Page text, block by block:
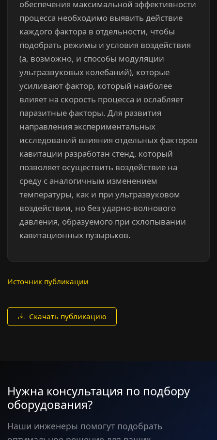
обеспечения максимальной эффективности
процесса необходимо выявить действие
каждого фактора в отдельности, чтобы
подобрать режимы и условия воздействия
(а, возможно, и способы модуляции
ультразвуковых колебаний), которые
усиливают фактор, который наиболее
влияет на скорость процесса и ослабляет
паразитные факторы. Для развития
направления экспериментальных
исследований влияния отдельных факторов
кавитации разработан стенд, который
позволяет осуществить воздействие на
среду с аналогичным изменением
температуры, как и при ультразвуковом
воздействии, но без ударно-волнового
давления, образуемого при схлопывании
кавитационных пузырьков.
Источник публикации
Скачать публикацию
Нужна консультация по подбору
оборудования?
Наши инженеры помогут подобрать